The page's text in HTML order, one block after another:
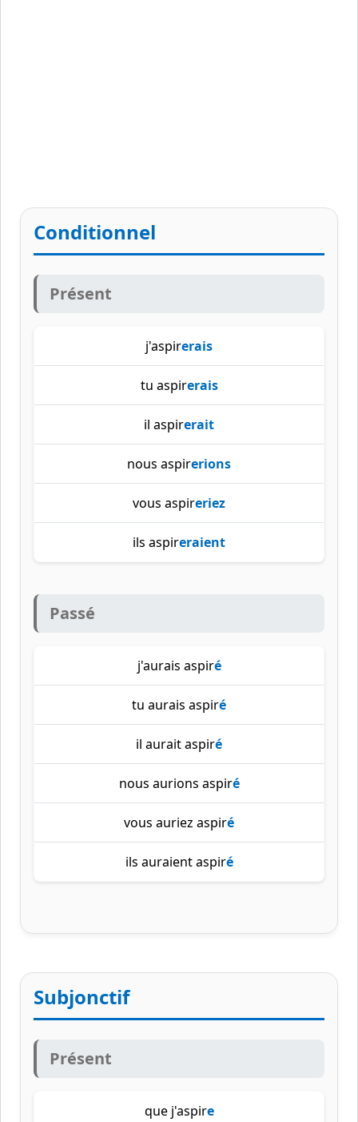
Conditionnel
Présent
j'aspirerais
tu aspirerais
il aspirerait
nous aspirerions
vous aspireriez
ils aspireraient
Passé
j'aurais aspiré
tu aurais aspiré
il aurait aspiré
nous aurions aspiré
vous auriez aspiré
ils auraient aspiré
Subjonctif
Présent
que j'aspire